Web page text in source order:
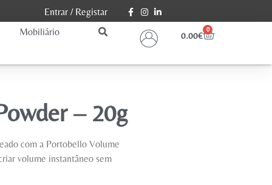
Entrar/ Registar
Mobiliário
0.00€
0
– 20g
com a Portobello Volume
volume instantâneo sem